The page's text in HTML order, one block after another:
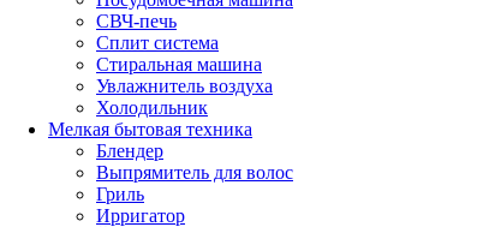
СВЧ-печь
Сплит система
Стиральная машина
Увлажнитель воздуха
Холодильник
Мелкая бытовая техника
Блендер
Выпрямитель для волос
Гриль
Ирригатор